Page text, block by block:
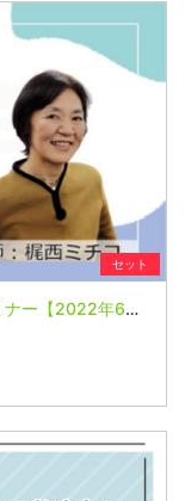
セット
🎥看護師限定、褥瘡ケアスキルアップセミナー【2022年6月12日開催(収録)】